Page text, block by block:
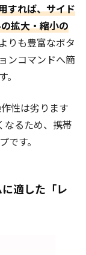
すれば、サイド
拡大・縮小の
りも豊富なボタ
ンコマンドへ簡
性は劣ります
なるため、携帯
す。
適した「レ